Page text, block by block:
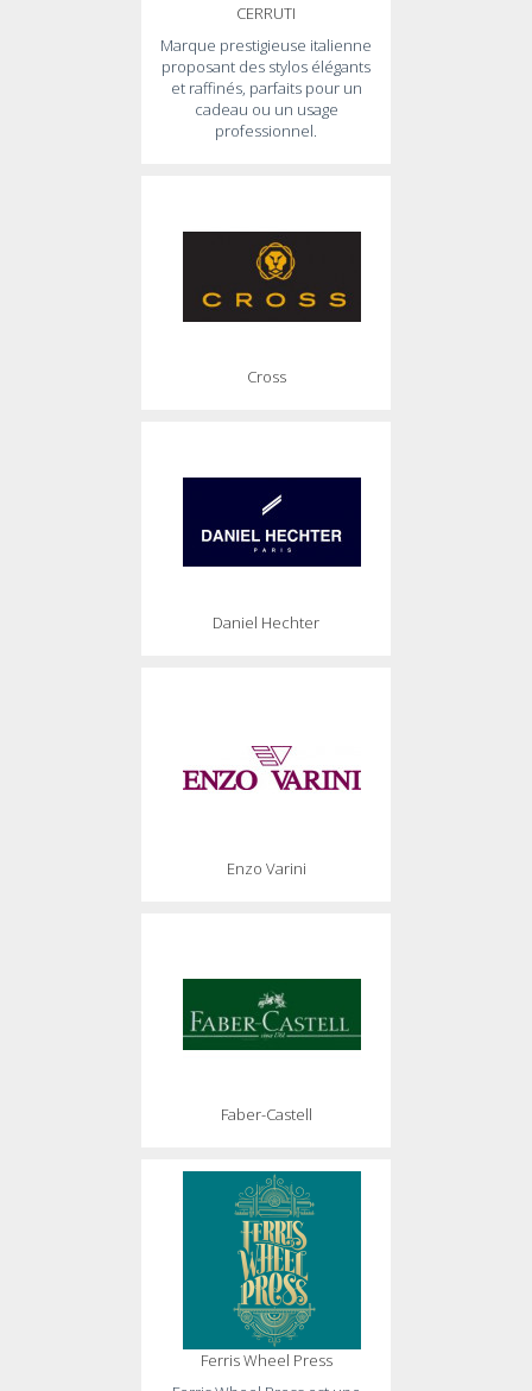
CERRUTI
Marque prestigieuse italienne
proposant des stylos élégants
et raffinés, parfaits pour un
cadeau ou un usage
professionnel.
Cross
Daniel Hechter
Enzo Varini
Faber-Castell
Ferris Wheel Press